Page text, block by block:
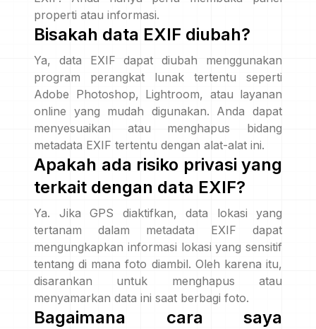
properti atau informasi.
Bisakah data EXIF diubah?
Ya, data EXIF dapat diubah menggunakan
program perangkat lunak tertentu seperti
Adobe Photoshop, Lightroom, atau layanan
online yang mudah digunakan. Anda dapat
menyesuaikan atau menghapus bidang
metadata EXIF tertentu dengan alat-alat ini.
Apakah ada risiko privasi yang
terkait dengan data EXIF?
Ya. Jika GPS diaktifkan, data lokasi yang
tertanam dalam metadata EXIF dapat
mengungkapkan informasi lokasi yang sensitif
tentang di mana foto diambil. Oleh karena itu,
disarankan untuk menghapus atau
menyamarkan data ini saat berbagi foto.
Bagaimana cara saya